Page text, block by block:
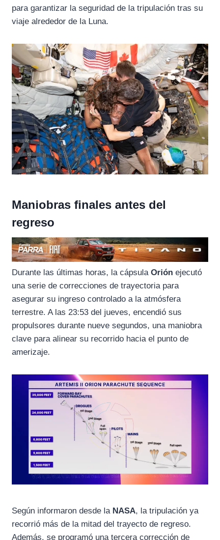
m
p
para garantizar la seguridad de la tripulación tras su
viaje alrededor de la Luna.
Maniobras finales antes del
regreso
Durante las últimas horas, la cápsula Orión ejecutó
una serie de correcciones de trayectoria para
asegurar su ingreso controlado a la atmósfera
terrestre. A las 23:53 del jueves, encendió sus
propulsores durante nueve segundos, una maniobra
clave para alinear su recorrido hacia el punto de
amerizaje.
Según informaron desde la NASA, la tripulación ya
recorrió más de la mitad del trayecto de regreso.
Además, se programó una tercera corrección de